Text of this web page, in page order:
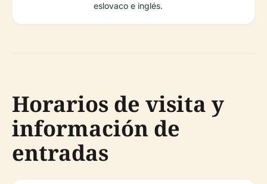
eslovaco e inglés.
Horarios de visita y
información de
entradas